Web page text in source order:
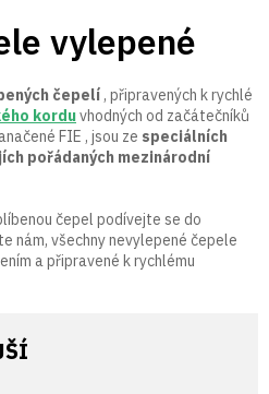
vylepené
čepelí , připravených k rychlé
korduvhodných od začátečníků
FIE , jsou ze speciálních
pořádaných mezinárodní
čepel podívejte se do
nám, všechny nevylepené čepele
a připravené k rychlému